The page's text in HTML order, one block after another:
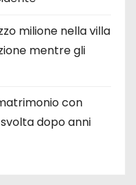
milione nella villa
mentre gli
con
dopo anni